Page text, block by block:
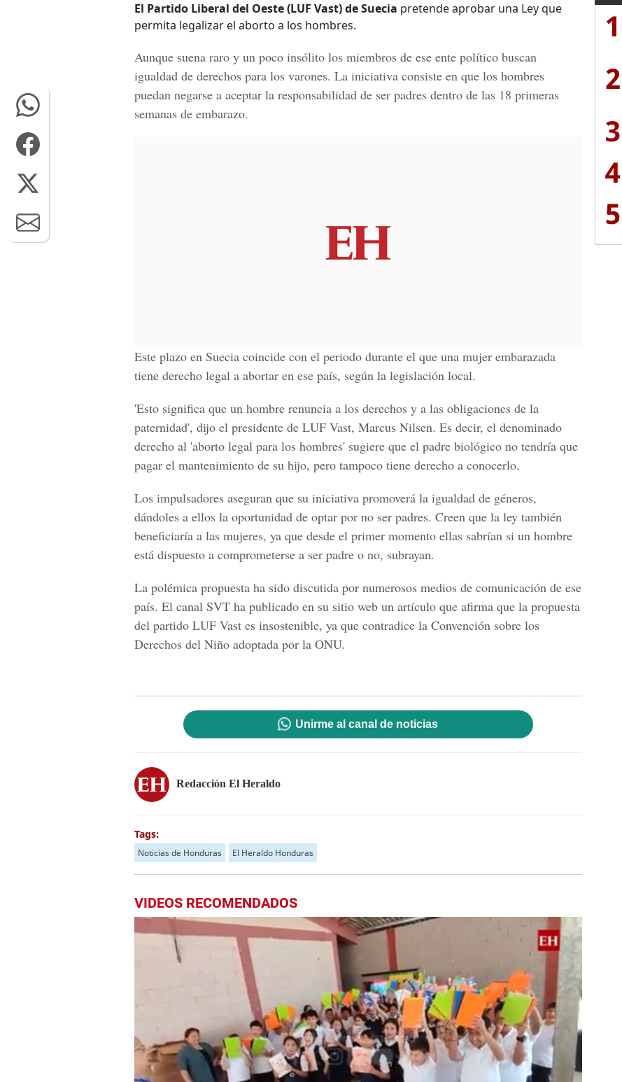
El Partido Liberal del Oeste (LUF Vast) de Suecia pretende aprobar una Ley que
permita legalizar el aborto a los hombres.
Aunque suena raro y un poco insólito los miembros de ese ente político buscan
igualdad de derechos para los varones. La iniciativa consiste en que los hombres
puedan negarse a aceptar la responsabilidad de ser padres dentro de las 18 primeras
semanas de embarazo.
Este plazo en Suecia coincide con el periodo durante el que una mujer embarazada
tiene derecho legal a abortar en ese país, según la legislación local.
'Esto significa que un hombre renuncia a los derechos y a las obligaciones de la
paternidad', dijo el presidente de LUF Vast, Marcus Nilsen. Es decir, el denominado
derecho al 'aborto legal para los hombres' sugiere que el padre biológico no tendría que
pagar el mantenimiento de su hijo, pero tampoco tiene derecho a conocerlo.
Los impulsadores aseguran que su iniciativa promoverá la igualdad de géneros,
dándoles a ellos la oportunidad de optar por no ser padres. Creen que la ley también
beneficiaría a las mujeres, ya que desde el primer momento ellas sabrían si un hombre
está dispuesto a comprometerse a ser padre o no, subrayan.
La polémica propuesta ha sido discutida por numerosos medios de comunicación de ese
país. El canal SVT ha publicado en su sitio web un artículo que afirma que la propuesta
del partido LUF Vast es insostenible, ya que contradice la Convención sobre los
Derechos del Niño adoptada por la ONU.
Unirme al canal de noticias
Redacción El Heraldo
Tags:
Noticias de Honduras El Heraldo Honduras
VIDEOS RECOMENDADOS
1
2
3
4
5